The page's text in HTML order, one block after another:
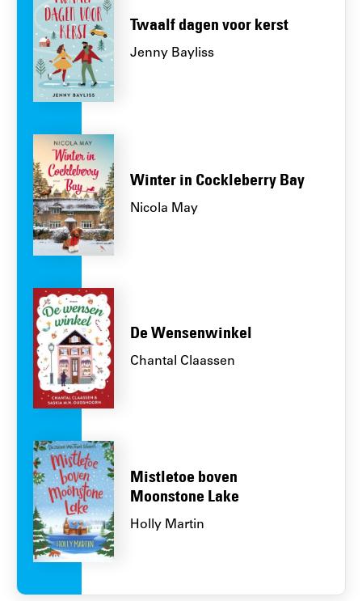
Twaalf dagen voor kerst
Jenny Bayliss
Winter in Cockleberry Bay
Nicola May
De Wensenwinkel
Chantal Claassen
Mistletoe boven
Moonstone Lake
Holly Martin